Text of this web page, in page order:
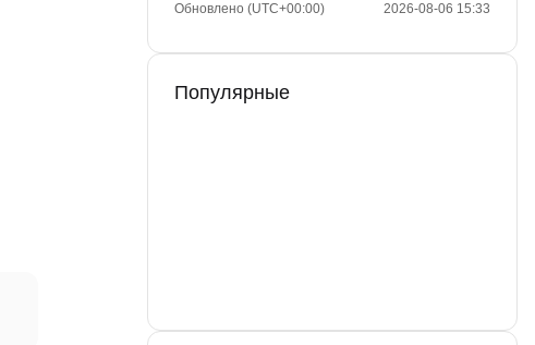
Обновлено (UTC+00:00)
2026-08-06 15:33
Популярные